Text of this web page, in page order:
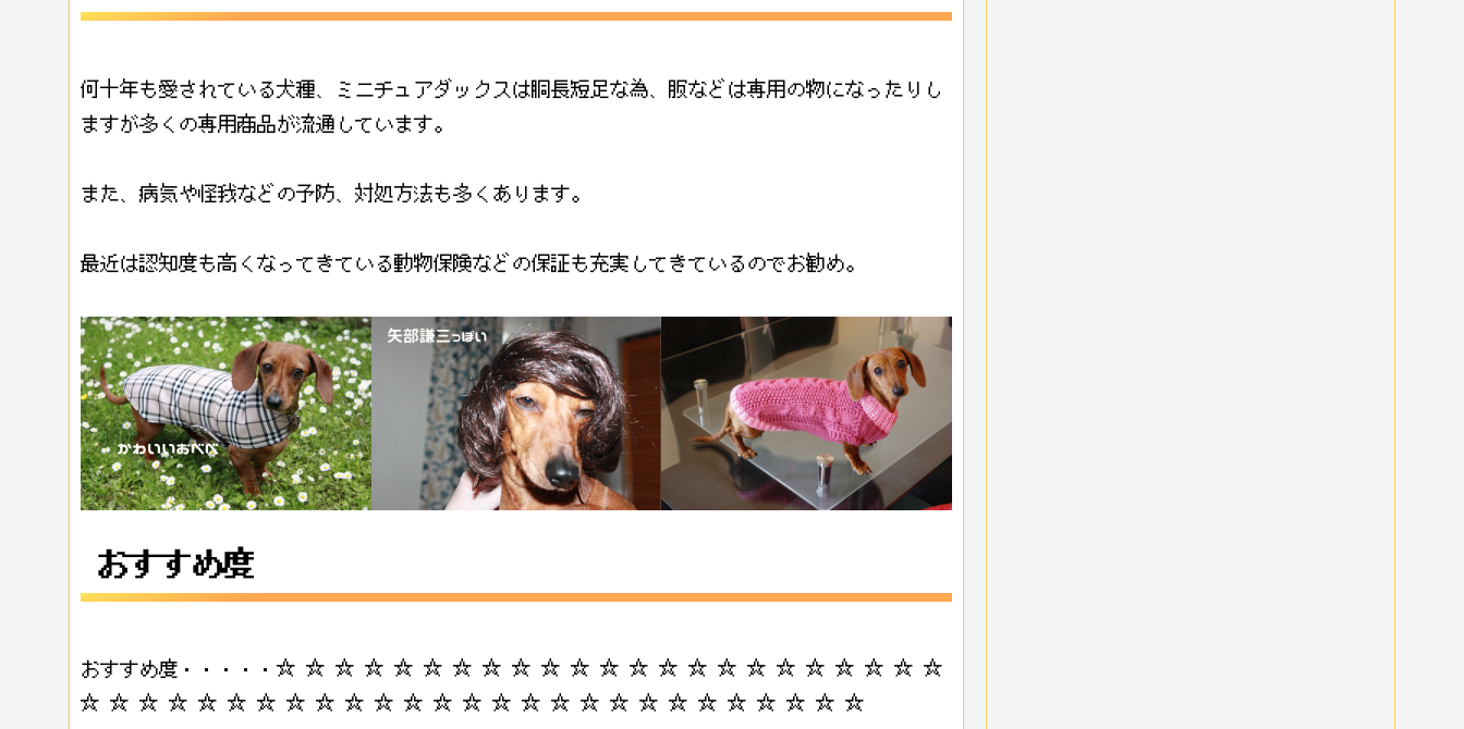
何十年も愛されている犬種、ミニチュアダックスは胴長短足な為、服などは専用の物になったりし
ますが多くの専用商品が流通しています。
また、病気や怪我などの予防、対処方法も多くあります。
最近は認知度も高くなってきている動物保険などの保証も充実してきているのでお勧め。
おすすめ度
おすすめ度・・・・・☆ ☆ ☆ ☆ ☆ ☆ ☆ ☆ ☆ ☆ ☆ ☆ ☆ ☆ ☆ ☆ ☆ ☆ ☆ ☆ ☆ ☆ ☆
☆ ☆ ☆ ☆ ☆ ☆ ☆ ☆ ☆ ☆ ☆ ☆ ☆ ☆ ☆ ☆ ☆ ☆ ☆ ☆ ☆ ☆ ☆ ☆ ☆ ☆ ☆